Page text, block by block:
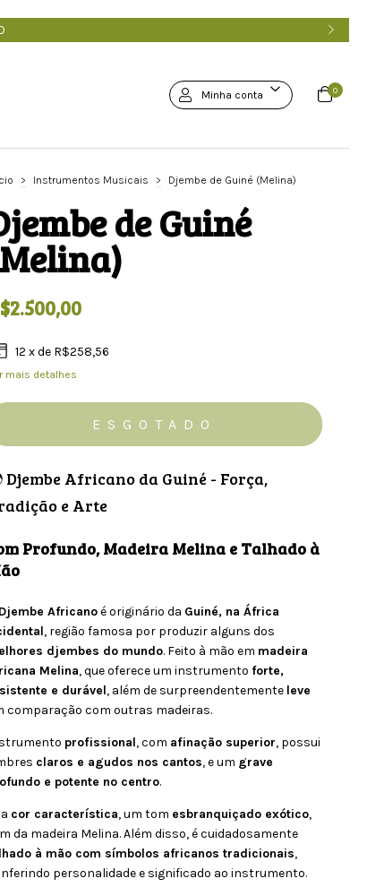
Minha conta 0
> Instrumentos Musicais > Djembe de Guiné (Melina)
de Guiné
12 x de R$258,56
mais detalhes
Djembe Africano da Guiné - Força,
e Arte
Profundo, Madeira Melina e Talhado à
Djembe Africanoé originário da Guiné, na África
, região famosa por produzir alguns dos
djembes do mundo. Feito à mão em madeira
Melina, que oferece um instrumento forte,
e durável, além de surpreendentemente leve
comparação com outras madeiras.
profissional, com afinação superior, possui
claros e agudos nos cantos, e um grave
e potente no centro.
cor característica, um tom esbranquiçado exótico,
da madeira Melina. Além disso, é cuidadosamente
à mão com símbolos africanos tradicionais,
personalidade e significado ao instrumento.